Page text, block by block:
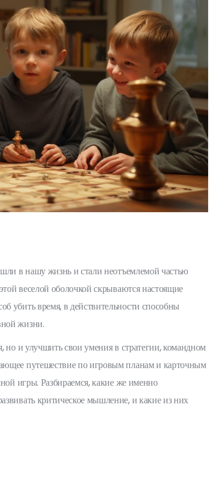
в нашу жизнь и стали неотъемлемой частью
веселой оболочкой скрываются настоящие
убить время, в действительности способны
жизни.
но и улучшить свои умения в стратегии, командном
путешествие по игровым планам и карточным
игры. Разбираемся, какие же именно
критическое мышление, и какие из них